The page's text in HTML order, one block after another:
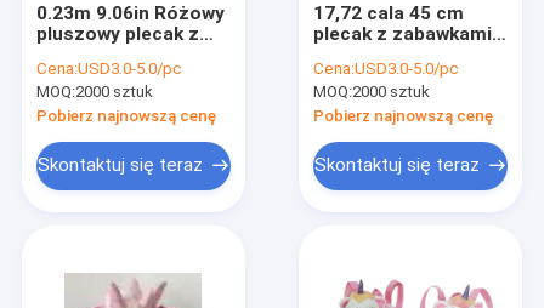
0.23m 9.06in Różowy
pluszowy plecak z
Spersonalizowany
plecak z
jednorożcem dla
córki
Cena:USD3.0-5.0/pc
MOQ:2000 sztuk
Pobierz najnowszą cenę
Skontaktuj się teraz
17,72 cala 45 cm
plecak z zabawkami
prezent Realistyczne
wypchane zwierzęta
dla psów
Cena:USD3.0-5.0/pc
MOQ:2000 sztuk
Pobierz najnowszą cenę
Skontaktuj się teraz